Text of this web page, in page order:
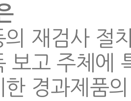
의 재검사 절
보고 주체에
한 경과제품